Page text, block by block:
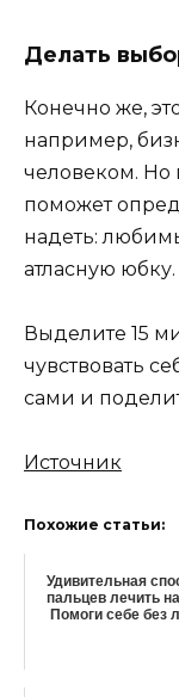
Делать
Конечно же,
например,
человеком. Но
поможет
надеть:
атласную юбку.
Выделите 15
чувствовать
сами и
Источник
Похожие статьи:
Удивительная
пальцев лечить
Помоги себе без